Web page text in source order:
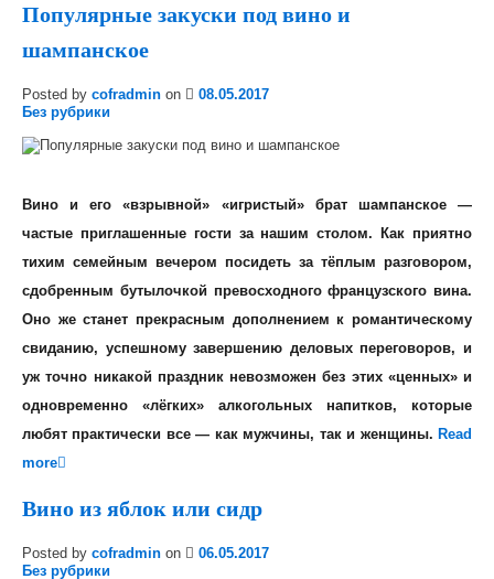
Популярные закуски под вино и
шампанское
Posted by cofradmin on
08.05.2017
Без рубрики
Вино и его «взрывной» «игристый» брат шампанское —
частые приглашенные гости за нашим столом. Как приятно
тихим семейным вечером посидеть за тёплым разговором,
сдобренным бутылочкой превосходного французского вина.
Оно же станет прекрасным дополнением к романтическому
свиданию, успешному завершению деловых переговоров, и
уж точно никакой праздник невозможен без этих «ценных» и
одновременно «лёгких» алкогольных напитков, которые
любят практически все — как мужчины, так и женщины. Read
more
Вино из яблок или сидр
Posted by cofradmin on
06.05.2017
Без рубрики